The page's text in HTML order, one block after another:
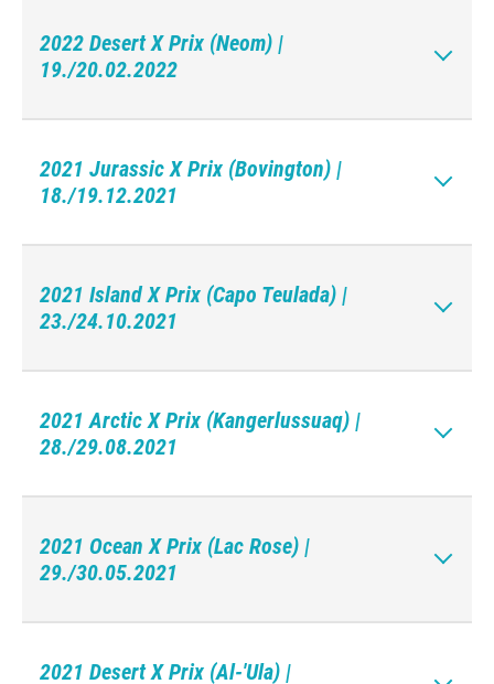
2022 Desert X Prix (Neom) |
19./20.02.2022
2021 Jurassic X Prix (Bovington) |
18./19.12.2021
2021 Island X Prix (Capo Teulada) |
23./24.10.2021
2021 Arctic X Prix (Kangerlussuaq) |
28./29.08.2021
2021 Ocean X Prix (Lac Rose) |
29./30.05.2021
2021 Desert X Prix (Al-'Ula) |